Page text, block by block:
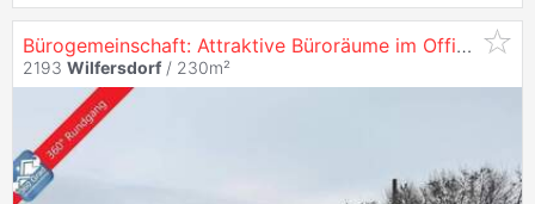
Bürogemeinschaft: Attraktive Büroräume im Office-Sharing - Jetzt Fläche in
2193 Wilfersdorf / 230m²